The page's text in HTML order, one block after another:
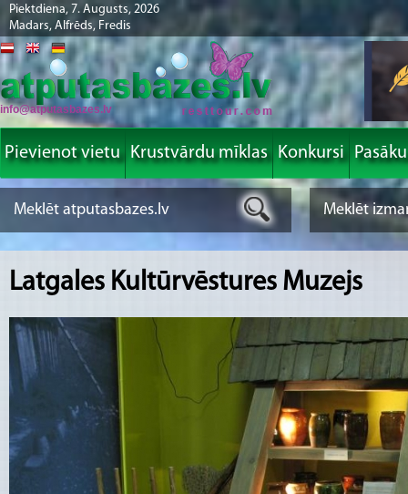
Piektdiena, 7. Augusts, 2026
Madars, Alfrēds, Fredis
info@atputasbazes.lv
Pievienot vietu Krustvārdu mīklas Konkursi
Latgales Kultūrvēstures Muzejs